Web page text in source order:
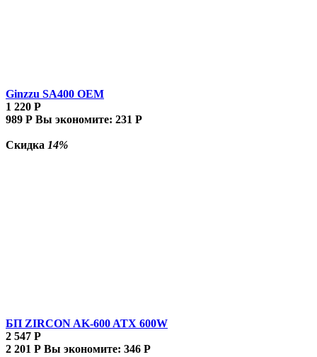
Ginzzu SA400 OEM
1 220 Р
989 Р Вы экономите: 231 Р
Скидка 14%
БП ZIRCON AK-600 ATX 600W
2 547 Р
2 201 Р Вы экономите: 346 Р